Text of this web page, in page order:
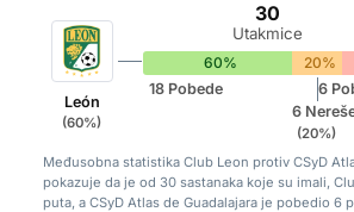
León
(60%)
30
Utakmice
60% 20%
18 Pobede
6
(20%)
6
Međusobna statistika Club Leon protiv CSyD
pokazuje da je od 30 sastanaka koje su imali,
puta, a CSyD Atlas de Guadalajara je pobedio 6